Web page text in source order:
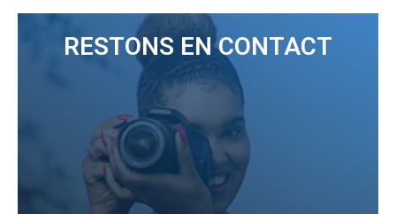
RESTONS EN CONTACT